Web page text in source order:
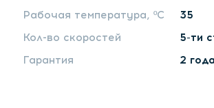
Рабочая температура, ºС
35
Кол-во скоростей
5-ти
Гарантия
2 года